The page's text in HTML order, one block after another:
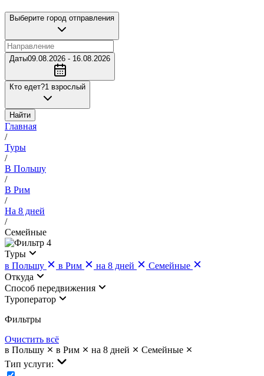
Выберите город отправления
Даты09.08.2026 - 16.08.2026
Кто едет?1 взрослый
Найти
Главная
/
Туры
/
В Польшу
/
В Рим
/
На 8 дней
/
Семейные
4
Туры
в Польшу
в Рим на 8 дней
Семейные
Откуда
Cпособ передвижения
Туроператор
Фильтры
Очистить всё
в Польшу
в Рим на 8 дней
Семейные
Тип услуги: